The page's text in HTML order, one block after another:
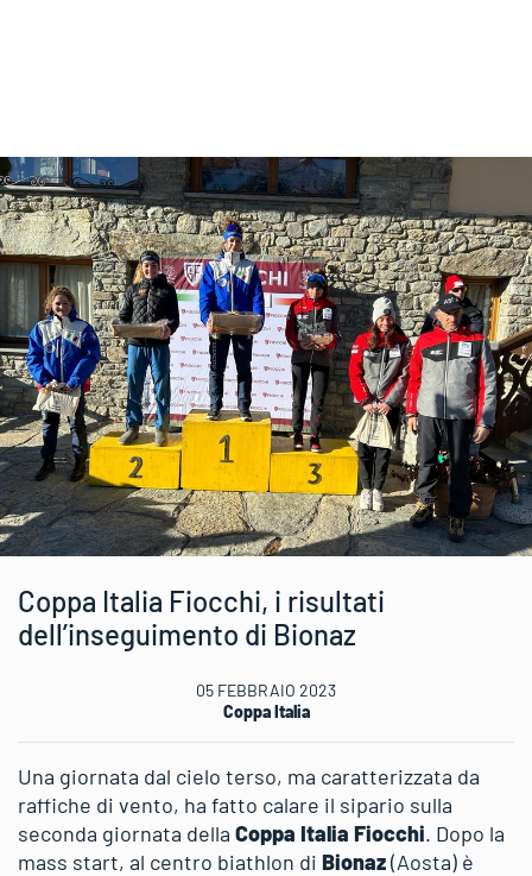
Coppa Italia Fiocchi, i risultati
dell’inseguimento di Bionaz
05 FEBBRAIO 2023
Coppa Italia
Una giornata dal cielo terso, ma caratterizzata da
raffiche di vento, ha fatto calare il sipario sulla
seconda giornata della Coppa Italia Fiocchi. Dopo la
mass start, al centro biathlon di Bionaz(Aosta) è